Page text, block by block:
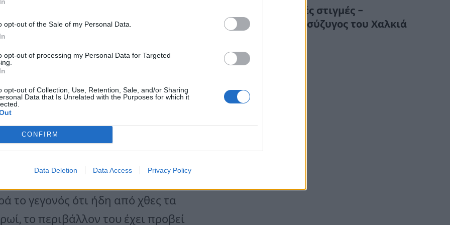
opt-out of the Sale of my Personal Data.
opt-out of processing my Personal Data for Targeted
opt-out of Collection, Use, Retention, Sale, and/or Sharing
Data that Is Unrelated with the Purposes for which it
CONFIRM
Data Deletion Data Access Privacy Policy
δηλώσεις του αυτές είναι
τον διακρίνει.
συνεχίζουν, αναφέρουν πως
πρέπει να συνεννοηθούμε μαζί
μιας θετικής ατζέντας χωρίς
αυτής μπορεί να γίνει αγνοώντας
τηρεί ο Ερντογάν στο περιθώριο
γεγονός ότι ήδη από χθες τα
το περιβάλλον του έχει προβεί
Συγκλονιστικές στιγμές –
Κατέρρευσε η σύζυγος του Χαλκιά